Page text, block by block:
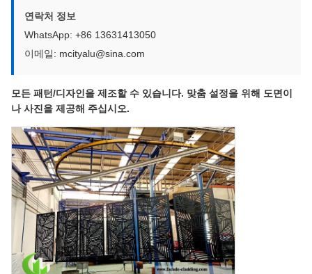
연락처 정보
WhatsApp: +86 13631413050
이메일: mcityalu@sina.com
모든 패턴/디자인을 제조할 수 있습니다. 맞춤 설정을 위해 도면이
나 사진을 제공해 주십시오.